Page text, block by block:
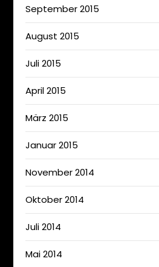
September 2015
August 2015
Juli 2015
April 2015
März 2015
Januar 2015
November 2014
Oktober 2014
Juli 2014
Mai 2014